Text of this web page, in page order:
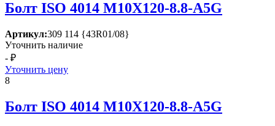
Болт ISО 4014 М10Х120-8.8-А5G
Артикул:309 114 {43R01/08}
Уточнить наличие
- ₽
Уточнить цену
8
Болт ISО 4014 М10Х120-8.8-А5G